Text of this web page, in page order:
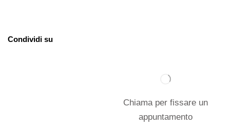
Condividi su
Chiama per fissare un
appuntamento